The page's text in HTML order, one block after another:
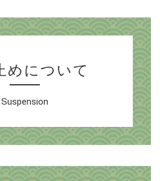
めについて
Suspension